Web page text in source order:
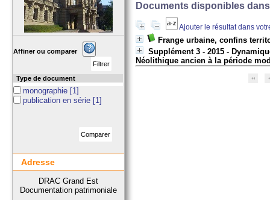
Documents disponibles
Ajouter le résultat dans
Frange urbaine, confins
Supplément 3 - 2015 -
Néolithique ancien à la période
Affiner ou comparer
Type de document
monographie [1]
publication en série [1]
Adresse
DRAC Grand Est
Documentation patrimoniale